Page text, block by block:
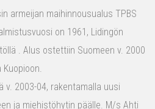
armeijan maihinnousualus TPBS
on 1961, Lidingön
. Alus ostettiin Suomeen v. 2000
2003-04, rakentamalla uusi
ja miehistöhytin päälle. M/s Ahti